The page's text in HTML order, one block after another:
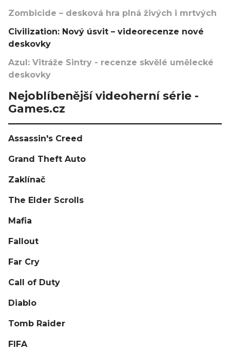
Zombicide – desková hra plná živých i mrtvých
Civilization: Nový úsvit – videorecenze nové
deskovky
Azul: Vitráže Sintry - recenze skvělé umělecké
deskovky
Nejoblíbenější videoherní série -
Games.cz
Assassin's Creed
Grand Theft Auto
Zaklínač
The Elder Scrolls
Mafia
Fallout
Far Cry
Call of Duty
Diablo
Tomb Raider
FIFA